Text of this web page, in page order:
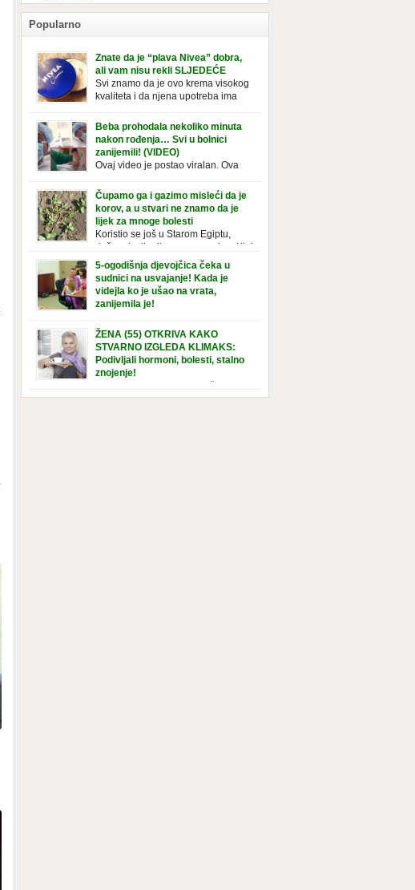
Popularno
Znate da je “plava Nivea” dobra,
ali vam nisu rekli SLJEDEĆE
Svi znamo da je ovo krema visokog
kvaliteta i da njena upotreba ima
sljedeće o njoj. Nivea krema u klasičnoj, plavoj
kutiji, prepoznatljivog mirisa i jednostavne
formule, jeste nezamenljiv inventar u kupatilima i
muškaraca i žena. Mnogi ljudi se ne odvajaju od
nje, pa je čak nose sa […]
Beba prohodala nekoliko minuta
nakon rođenja… Svi u bolnici
zanijemili! (VIDEO)
Ovaj video je postao viralan. Ova
korake. To je mnoge nasmijalo. Ovaj video je baš
neobičan. Ne viđamo baš često ovakve korake
kod novorođenih beba. Video je snimila babica,
pregledalo ga je preko 80 miliona ljudi. Ove
babice su ostale u čudu nakon što su vidjeli kako
Čupamo ga i gazimo misleći da je
korov, a u stvari ne znamo da je
lijek za mnoge bolesti
Koristio se još u Starom Egiptu,
duže od milenijuma se uzgaja u Kini
i Indiji, Francuzi od njega prave različita
tradicionalna jela i čorbe… Jedino mi gazimo po
njemu, čupamo ga i bacamo kao korov! Tušt je
jednogodišnji, ali vrlo uporan “korov” koji, ka­da
nam se jednom nastani u bašti ili dvorištu, teško
5-ogodišnja djevojčica čeka u
sudnici na usvajanje! Kada je
videjla ko je ušao na vrata,
zanijemila je!
zbrinuta u hraniteljskoj porodici. Sada, u svojoj 5.
godini, dočekala je momenat usvajanja, kada će
dobiti novu, stalnu porodicu. Ovaj dan je bio
veoma poseban za djevojčicu i njenu novu
porodicu, ali je uskoro postao još čarobniji,
ŽENA (55) OTKRIVA KAKO
STVARNO IZGLEDA KLIMAKS:
Podivljali hormoni, bolesti, stalno
znojenje!
“Bila sam slomljena, naslušala sam
se o tome da ću uskoro izgledati kao da imam